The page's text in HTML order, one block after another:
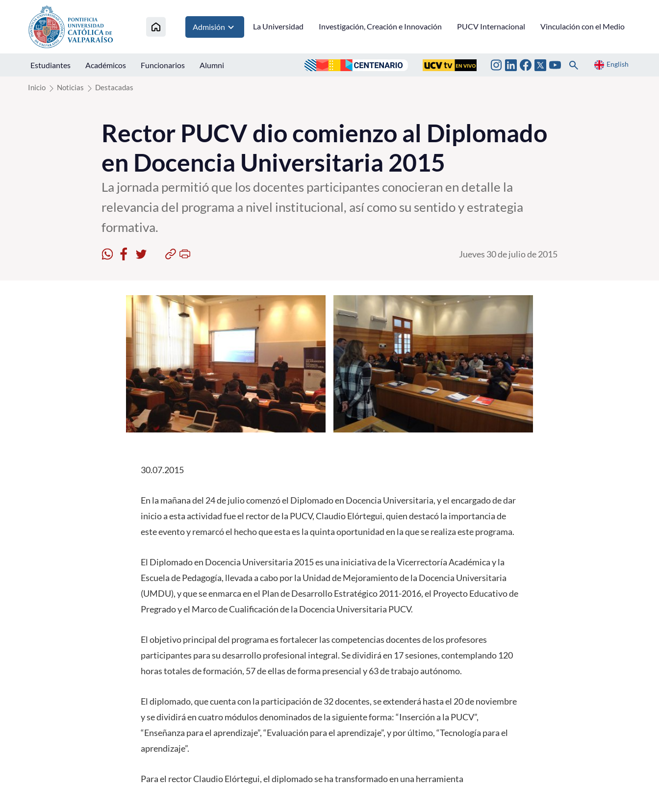
Click acá para ir directamente al contenido
Admisión La Universidad Investigación, Creación e Innovación PUCV Internacional Vinculación con el Medio
Estudiantes Académicos Funcionarios Alumni English
Inicio Noticias Destacadas
Rector PUCV dio comienzo al Diplomado
en Docencia Universitaria 2015
La jornada permitió que los docentes participantes conocieran en detalle la
relevancia del programa a nivel institucional, así como su sentido y estrategia
formativa.
Jueves 30 de julio de 2015
30.07.2015
En la mañana del 24 de julio comenzó el Diplomado en Docencia Universitaria, y el encargado de dar
inicio a esta actividad fue el rector de la PUCV, Claudio Elórtegui, quien destacó la importancia de
este evento y remarcó el hecho que esta es la quinta oportunidad en la que se realiza este programa.
El Diplomado en Docencia Universitaria 2015 es una iniciativa de la Vicerrectoría Académica y la
Escuela de Pedagogía, llevada a cabo por la Unidad de Mejoramiento de la Docencia Universitaria
(UMDU), y que se enmarca en el Plan de Desarrollo Estratégico 2011-2016, el Proyecto Educativo de
Pregrado y el Marco de Cualificación de la Docencia Universitaria PUCV.
El objetivo principal del programa es fortalecer las competencias docentes de los profesores
participantes para su desarrollo profesional integral. Se dividirá en 17 sesiones, contemplando 120
horas totales de formación, 57 de ellas de forma presencial y 63 de trabajo autónomo.
El diplomado, que cuenta con la participación de 32 docentes, se extenderá hasta el 20 de noviembre
y se dividirá en cuatro módulos denominados de la siguiente forma: “Inserción a la PUCV”,
“Enseñanza para el aprendizaje”, “Evaluación para el aprendizaje”, y por último, “Tecnología para el
aprendizaje”.
Para el rector Claudio Elórtegui, el diplomado se ha transformado en una herramienta